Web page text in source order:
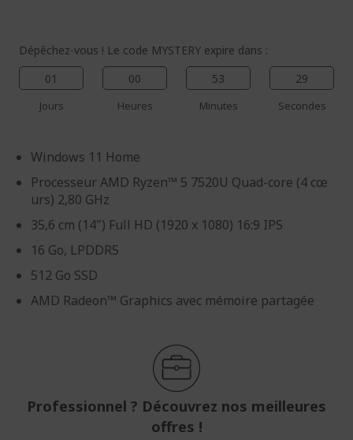
Dépêchez-vous ! Le code MYSTERY expire dans :
01
Jours
00
Heures
53
Minutes
28
Secondes
Windows 11 Home
Processeur AMD Ryzen™ 5 7520U Quad-core (4 cœ
urs) 2,80 GHz
35,6 cm (14") Full HD (1920 x 1080) 16:9 IPS
16 Go, LPDDR5
512 Go SSD
AMD Radeon™ Graphics avec mémoire partagée
Professionnel ? Découvrez nos meilleures
offres !